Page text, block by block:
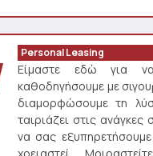
Personal Leasing
Είμαστε εδώ για
καθοδηγήσουμε με
διαμορφώσουμε τη
ταιριάζει στις ανάγκες
να σας